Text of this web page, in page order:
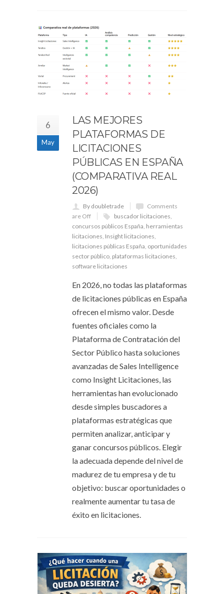
6
May
LAS MEJORES
PLATAFORMAS DE
LICITACIONES
PÚBLICAS EN ESPAÑA
(COMPARATIVA REAL
2026)
By doubletrade
Comments
are Off
buscador licitaciones,
concursos públicos España, herramientas
licitaciones, Insight licitaciones,
licitaciones públicas España, oportunidades
sector público, plataformas licitaciones,
software licitaciones
En 2026, no todas las plataformas
de licitaciones públicas en España
ofrecen el mismo valor. Desde
fuentes oficiales como la
Plataforma de Contratación del
Sector Público hasta soluciones
avanzadas de Sales Intelligence
como Insight Licitaciones, las
herramientas han evolucionado
desde simples buscadores a
plataformas estratégicas que
permiten analizar, anticipar y
ganar concursos públicos. Elegir
la adecuada depende del nivel de
madurez de tu empresa y de tu
objetivo: buscar oportunidades o
realmente aumentar tu tasa de
éxito en licitaciones.